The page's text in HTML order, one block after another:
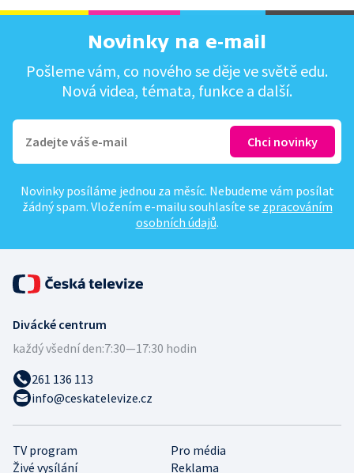
Novinky na e-mail
Pošleme vám, co nového se děje ve světě edu.
Nová videa, témata, funkce a další.
Novinky posíláme jednou za měsíc. Nebudeme vám posílat
žádný spam. Vložením e-mailu souhlasíte se zpracováním
osobních údajů.